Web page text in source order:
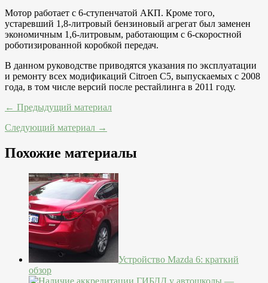
Мотор работает с 6-ступенчатой АКП. Кроме того,
устаревший 1,8-литровый бензиновый агрегат был заменен
экономичным 1,6-литровым, работающим с 6-скоростной
роботизированной коробкой передач.
В данном руководстве приводятся указания по эксплуатации
и ремонту всех модификаций Citroen С5, выпускаемых с 2008
года, в том числе версий после рестайлинга в 2011 году.
← Предыдущий материал
Следующий материал →
Похожие материалы
Устройство Mazda 6: краткий
обзор